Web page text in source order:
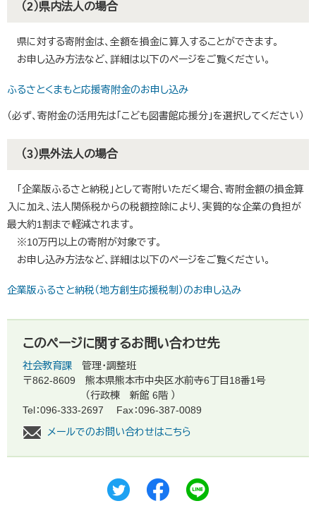
（2）県内法人の場合
県に対する寄附金は、全額を損金に算入することができます。
お申し込み方法など、詳細は以下のページをご覧ください。
ふるさとくまもと応援寄附金のお申し込み
（必ず、寄附金の活用先は「こども図書館応援分」を選択してください）
（3）県外法人の場合
「企業版ふるさと納税」として寄附いただく場合、寄附金額の損金算
入に加え、法人関係税からの税額控除により、実質的な企業の負担が
最大約1割まで軽減されます。
※10万円以上の寄附が対象です。
お申し込み方法など、詳細は以下のページをご覧ください。
企業版ふるさと納税（地方創生応援税制）のお申し込み
このページに関するお問い合わせ先
社会教育課
管理・調整班
〒862-8609
熊本県熊本市中央区水前寺6丁目18番1号
（行政棟 新館 6階 ）
Tel：096-333-2697
Fax：096-387-0089
メールでのお問い合わせはこちら